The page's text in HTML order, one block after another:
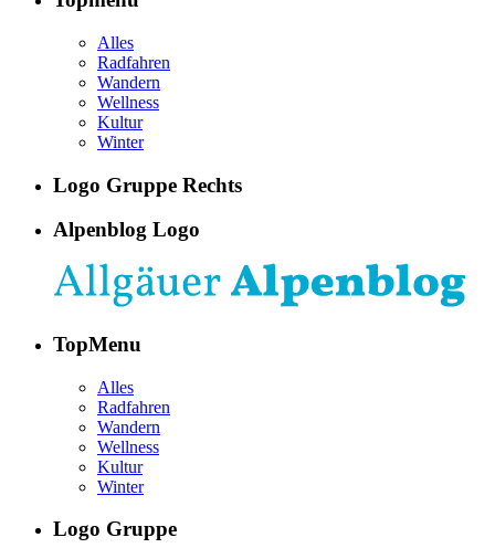
Alles
Radfahren
Wandern
Wellness
Kultur
Winter
Logo Gruppe Rechts
Alpenblog Logo
TopMenu
Alles
Radfahren
Wandern
Wellness
Kultur
Winter
Logo Gruppe